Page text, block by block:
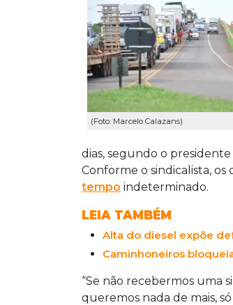
(Foto: Marcelo Calazans)
dias, segundo o
Conforme o sindicalista,
tempo indeterminado.
LEIA TAMBÉM
Alta do diesel expõe
Caminhoneiros
“Se não recebermos uma
queremos nada de mais,